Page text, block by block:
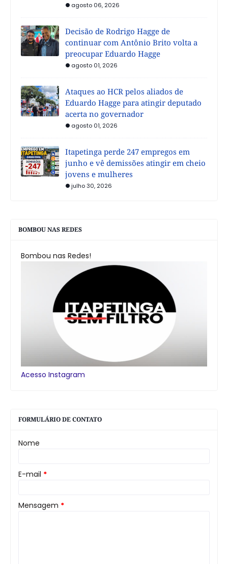
agosto 06, 2026
Decisão de Rodrigo Hagge de
continuar com Antônio Brito volta a
preocupar Eduardo Hagge
agosto 01, 2026
Ataques ao HCR pelos aliados de
Eduardo Hagge para atingir deputado
acerta no governador
agosto 01, 2026
Itapetinga perde 247 empregos em
junho e vê demissões atingir em cheio
jovens e mulheres
julho 30, 2026
BOMBOU NAS REDES
Bombou nas Redes!
Acesso Instagram
FORMULÁRIO DE CONTATO
Nome
E-mail *
Mensagem *